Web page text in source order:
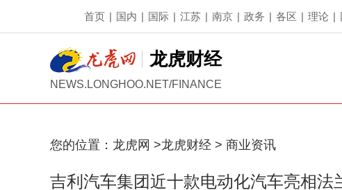
首页 | 国内 | 国际 | 江苏 | 南京 | 政务 | 各区 | 理论 |
龙虎财经
NEWS.LONGHOO.NET/FINANCE
您的位置： 龙虎网 >龙虎财经 > 商业资讯
吉利汽车集团近十款电动化汽车亮相法